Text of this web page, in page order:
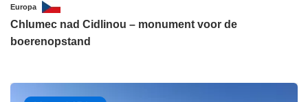
Europa
Chlumec nad Cidlinou – monument voor de
boerenopstand